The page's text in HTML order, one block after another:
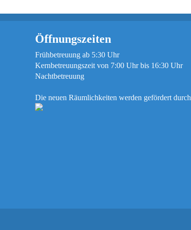
Öffnungszeiten
Frühbetreuung ab 5:30 Uhr
Kernbetreuungszeit von 7:00 Uhr bis 16:30 Uhr
Nachtbetreuung
Die neuen Räumlichkeiten werden gefördert durch